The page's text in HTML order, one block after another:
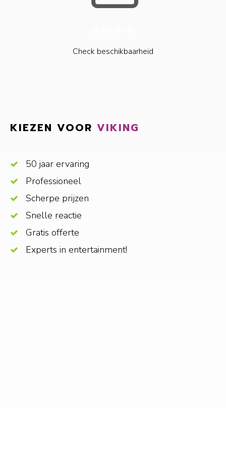
Check beschikbaarheid
KIEZEN VOOR VIKING
50 jaar ervaring
Professioneel
Scherpe prijzen
Snelle reactie
Gratis offerte
Experts in entertainment!